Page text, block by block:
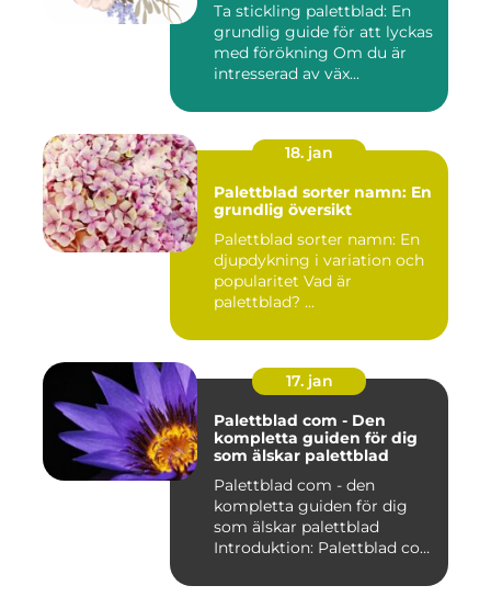
Ta stickling palettblad: En
grundlig guide för att lyckas
med förökning Om du är
intresserad av väx...
18. jan
Palettblad sorter namn: En
grundlig översikt
Palettblad sorter namn: En
djupdykning i variation och
popularitet Vad är
palettblad? ...
17. jan
Palettblad com - Den
kompletta guiden för dig
som älskar palettblad
Palettblad com - den
kompletta guiden för dig
som älskar palettblad
Introduktion: Palettblad com